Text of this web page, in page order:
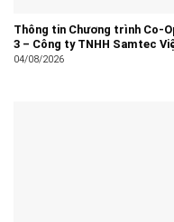
Thông tin Chương trình Co-
3 – Công ty TNHH Samtec
04/08/2026